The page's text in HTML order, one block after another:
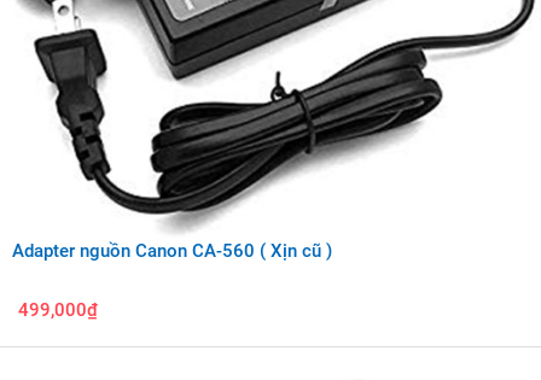
Adapter nguồn Canon CA-560 ( Xịn cũ )
499,000₫